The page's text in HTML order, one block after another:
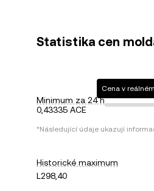
Statistika cen
Minimum za 24 h
0,43335 ACE
Cena v
*Následující údaje ukazují
Historické maximum
L298,40